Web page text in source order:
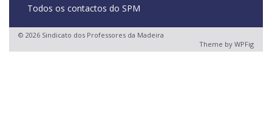
Todos os contactos do SPM
© 2026 Sindicato dos Professores da Madeira
Theme by WPFig